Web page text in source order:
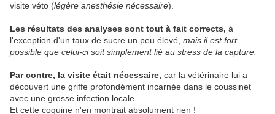
visite véto (légère anesthésie nécessaire).
Les résultats des analyses sont tout à fait corrects, à
l'exception d'un taux de sucre un peu élevé, mais il est fort
possible que celui-ci soit simplement lié au stress de la capture.
Par contre, la visite était nécessaire, car la vétérinaire lui a
découvert une griffe profondément incarnée dans le coussinet
avec une grosse infection locale.
Et cette coquine n'en montrait absolument rien !